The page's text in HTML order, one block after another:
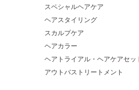
スペシャルヘアケア
ヘアスタイリング
スカルプケア
ヘアカラー
ヘアトライアル・ヘアケアセッ
アウトバストリートメント